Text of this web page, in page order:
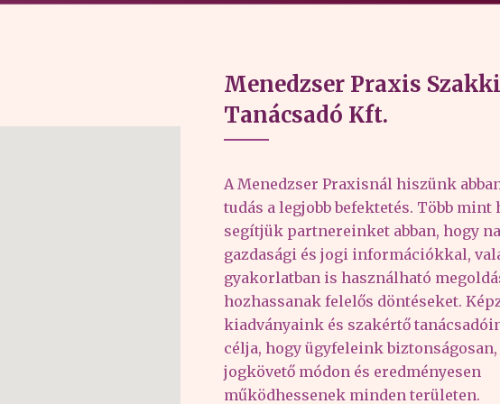
Menedzser Praxis
Tanácsadó Kft.
A Menedzser Praxisnál hiszünk
tudás a legjobb befektetés. Több mint
segítjük partnereinket abban, hogy
gazdasági és jogi információkkal,
gyakorlatban is használható
hozhassanak felelős döntéseket.
kiadványaink és szakértő
célja, hogy ügyfeleink biztonságosan,
jogkövető módon és eredményesen
működhessenek minden területen.